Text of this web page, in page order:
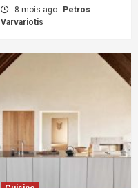
8 mois ago
Petros
Varvariotis